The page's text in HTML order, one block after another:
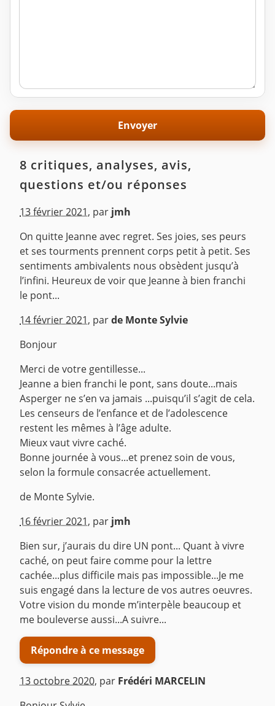
8 critiques, analyses, avis,
questions et/ou réponses
13 février 2021, par jmh
On quitte Jeanne avec regret. Ses joies, ses peurs
et ses tourments prennent corps petit à petit. Ses
sentiments ambivalents nous obsèdent jusqu’à
l’infini. Heureux de voir que Jeanne à bien franchi
le pont...
^
14 février 2021, parde Monte Sylvie
Bonjour
Merci de votre gentillesse...
Jeanne a bien franchi le pont, sans doute...mais
Asperger ne s’en va jamais ...puisqu’il s’agit de cela.
Les censeurs de l’enfance et de l’adolescence
restent les mêmes à l’âge adulte.
Mieux vaut vivre caché.
Bonne journée à vous...et prenez soin de vous,
selon la formule consacrée actuellement.
de Monte Sylvie.
^
16 février 2021, par jmh
Bien sur, j’aurais du dire UN pont... Quant à vivre
caché, on peut faire comme pour la lettre
cachée...plus difficile mais pas impossible...Je me
suis engagé dans la lecture de vos autres oeuvres.
Votre vision du monde m’interpèle beaucoup et
me bouleverse aussi...A suivre...
Répondre à ce message
13 octobre 2020, par Frédéri MARCELIN